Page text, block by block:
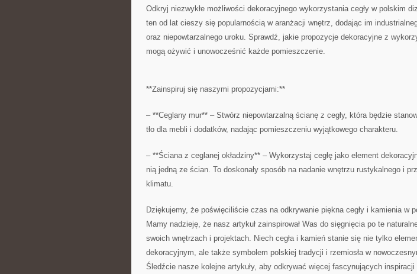
Odkryj niezwykłe ⁤możliwości dekoracyjnego wykorzystania cegły w polskim
ten od lat cieszy się popularnością w⁢ aranżacji wnętrz, dodając im
oraz‍ niepowtarzalnego uroku. Sprawdź, jakie propozycje dekoracyjne z
mogą ożywić ​i unowocześnić każde pomieszczenie.
**Zainspiruj się naszymi propozycjami:**
– **Ceglany mur** – Stwórz niepowtarzalną ścianę z cegły, która ‌będzie⁣
tło dla mebli ​i ⁢dodatków, nadając pomieszczeniu wyjątkowego charakteru.
– **Ściana ‌z ceglanej okładziny**‌ – Wykorzystaj cegłę jako element
nią‍ jedną⁤ ze ścian. To doskonały sposób na nadanie wnętrzu⁤ rustykalnego⁤ i
klimatu.
Dziękujemy, ‌że poświęciliście czas⁢ na odkrywanie piękna cegły i kamienia w
Mamy nadzieję, że nasz ​artykuł zainspirował Was do​ sięgnięcia po te⁤
swoich wnętrzach i projektach. Niech⁣ cegła i kamień stanie się nie tylko
dekoracyjnym, ale także⁤ symbolem polskiej ⁤tradycji ⁣i rzemiosła w
Śledźcie nasze kolejne artykuły, aby odkrywać⁣ więcej ‌fascynujących